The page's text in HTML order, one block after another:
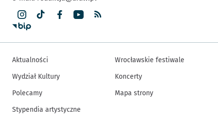
Aktualności
Wydział Kultury
Polecamy
Stypendia artystyczne
Wrocławskie festiwale
Koncerty
Mapa strony